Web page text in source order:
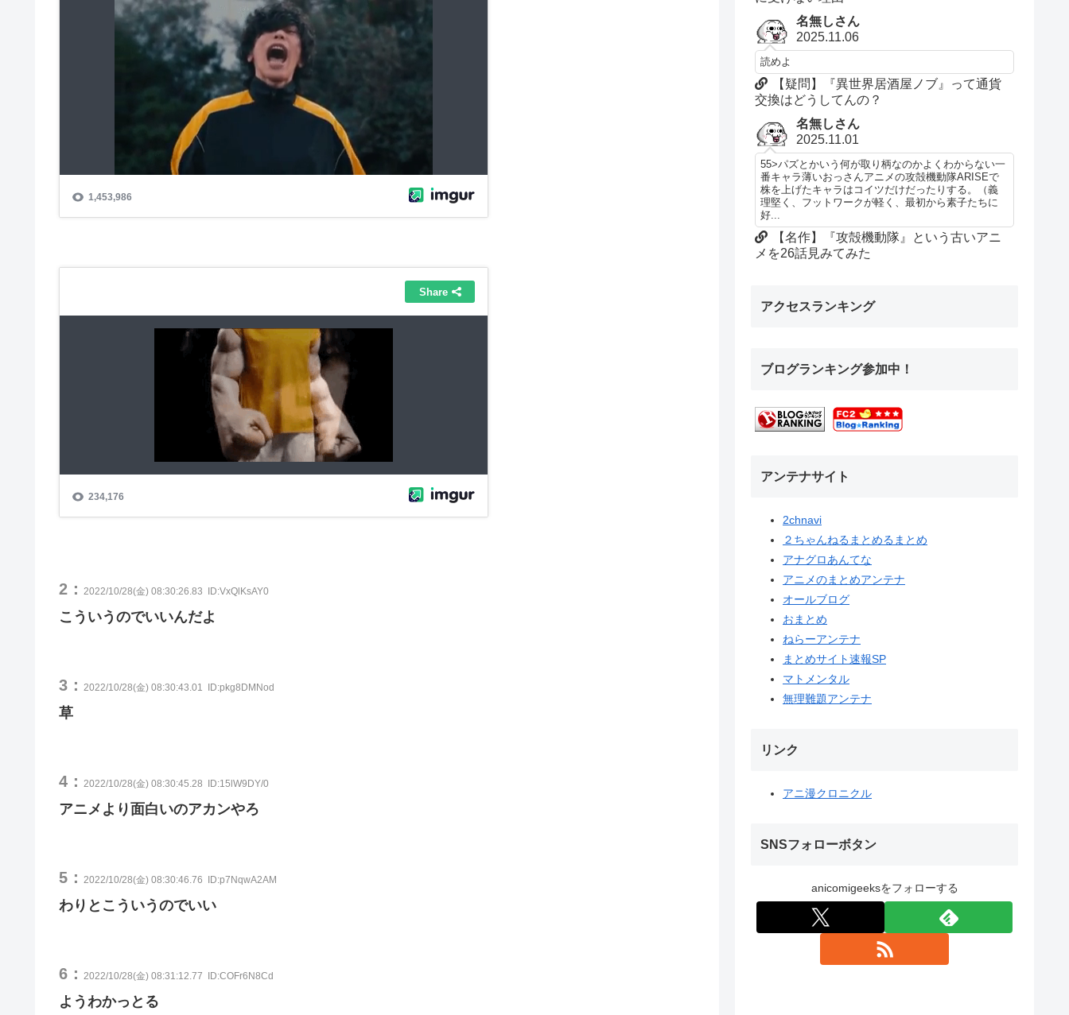
2： 2022/10/28(金) 08:30:26.83 ID:VxQlKsAY0
こういうのでいいんだよ
3： 2022/10/28(金) 08:30:43.01 ID:pkg8DMNod
草
4： 2022/10/28(金) 08:30:45.28 ID:15lW9DY/0
アニメより面白いのアカンやろ
5： 2022/10/28(金) 08:30:46.76 ID:p7NqwA2AM
わりとこういうのでいい
6： 2022/10/28(金) 08:31:12.77 ID:COFr6N8Cd
ようわかっとる
名無しさん
2025.11.06
読めよ
【疑問】『異世界居酒屋ノブ』って通貨
交換はどうしてんの？
名無しさん
2025.11.01
55>パズとかいう何が取り柄なのかよくわからない一
番キャラ薄いおっさんアニメの攻殻機動隊ARISEで
株を上げたキャラはコイツだけだったりする。（義
理堅く、フットワークが軽く、最初から素子たちに
好...
【名作】『攻殻機動隊』という古いアニ
メを26話見みてみた
アクセスランキング
ブログランキング参加中！
アンテナサイト
2chnavi
２ちゃんねるまとめるまとめ
アナグロあんてな
アニメのまとめアンテナ
オールブログ
おまとめ
ねらーアンテナ
まとめサイト速報SP
マトメンタル
無理難題アンテナ
リンク
アニ漫クロニクル
SNSフォローボタン
anicomigeeksをフォローする